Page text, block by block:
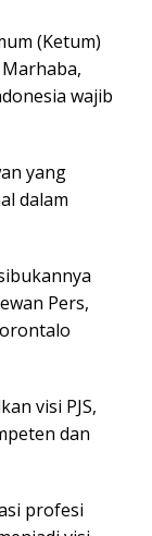
(Ketum)
wajib
yang
dalam
Pers,
visi PJS,
dan
profesi